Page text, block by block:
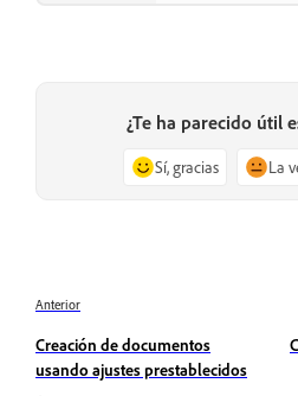
¿Te ha parecido útil
Sí, gracias La
Anterior
Creación de documentos
usando ajustes prestablecidos